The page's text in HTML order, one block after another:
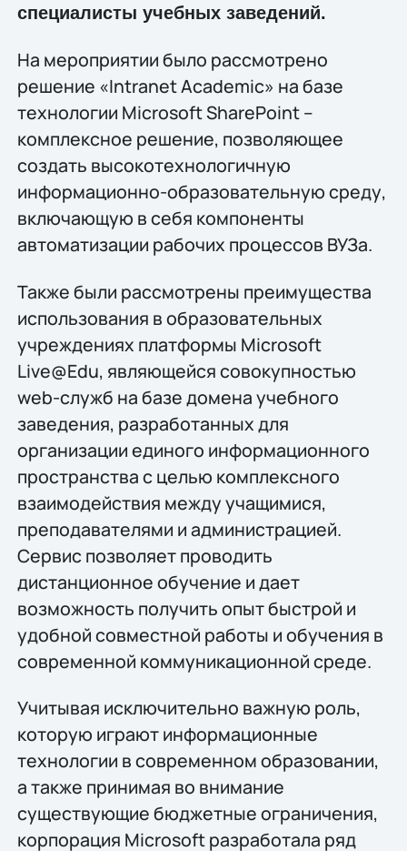
специалисты учебных заведений.
На мероприятии было рассмотрено
решение «Intranet Academic» на базе
технологии Microsoft SharePoint –
комплексное решение, позволяющее
создать высокотехнологичную
информационно-образовательную среду,
включающую в себя компоненты
автоматизации рабочих процессов ВУЗа.
Также были рассмотрены преимущества
использования в образовательных
учреждениях платформы Microsoft
Live@Edu, являющейся совокупностью
web-служб на базе домена учебного
заведения, разработанных для
организации единого информационного
пространства с целью комплексного
взаимодействия между учащимися,
преподавателями и администрацией.
Сервис позволяет проводить
дистанционное обучение и дает
возможность получить опыт быстрой и
удобной совместной работы и обучения в
современной коммуникационной среде.
Учитывая исключительно важную роль,
которую играют информационные
технологии в современном образовании,
а также принимая во внимание
существующие бюджетные ограничения,
корпорация Microsoft разработала ряд